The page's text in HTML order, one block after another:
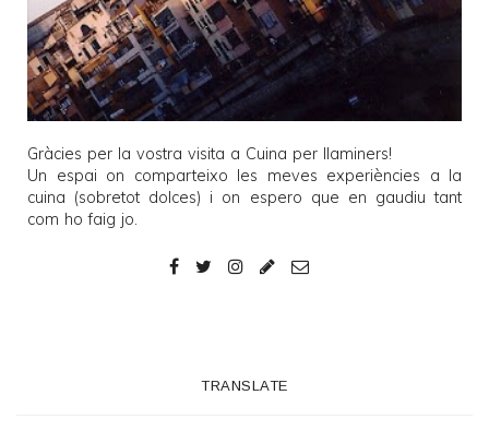
Gràcies per la vostra visita a Cuina per llaminers!
Un espai on comparteixo les meves experiències a la
cuina (sobretot dolces) i on espero que en gaudiu tant
com ho faig jo.
TRANSLATE